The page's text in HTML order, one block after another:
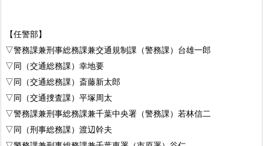
【任警部】
▽警務課兼刑事総務課兼交通規制課（警務課）台雄一郎
▽同（交通総務課）幸地要
▽同（交通総務課）斎藤新太郎
▽同（交通捜査課）平塚周太
▽警務課兼刑事総務課兼千葉中央署（警務課）若林信二
▽同（刑事総務課）渡辺幹夫